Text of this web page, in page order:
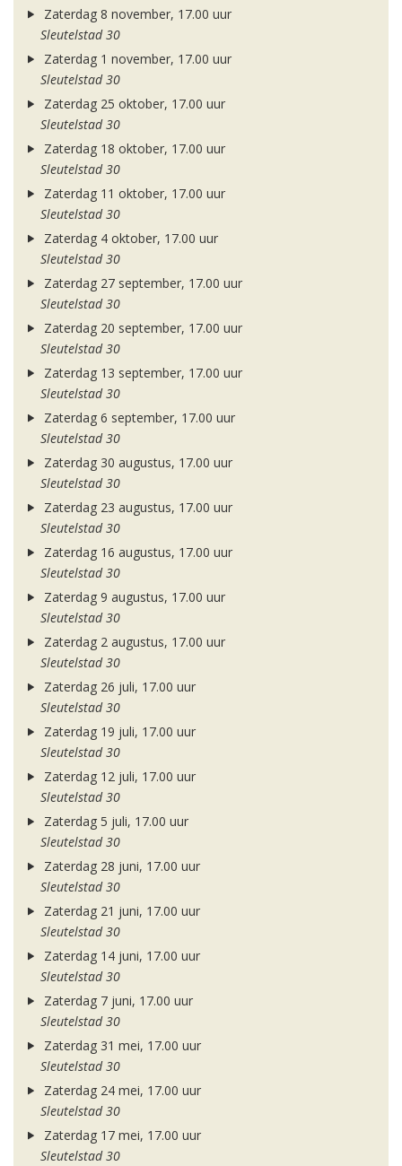
Zaterdag 8 november, 17.00 uur
Sleutelstad 30
Zaterdag 1 november, 17.00 uur
Sleutelstad 30
Zaterdag 25 oktober, 17.00 uur
Sleutelstad 30
Zaterdag 18 oktober, 17.00 uur
Sleutelstad 30
Zaterdag 11 oktober, 17.00 uur
Sleutelstad 30
Zaterdag 4 oktober, 17.00 uur
Sleutelstad 30
Zaterdag 27 september, 17.00 uur
Sleutelstad 30
Zaterdag 20 september, 17.00 uur
Sleutelstad 30
Zaterdag 13 september, 17.00 uur
Sleutelstad 30
Zaterdag 6 september, 17.00 uur
Sleutelstad 30
Zaterdag 30 augustus, 17.00 uur
Sleutelstad 30
Zaterdag 23 augustus, 17.00 uur
Sleutelstad 30
Zaterdag 16 augustus, 17.00 uur
Sleutelstad 30
Zaterdag 9 augustus, 17.00 uur
Sleutelstad 30
Zaterdag 2 augustus, 17.00 uur
Sleutelstad 30
Zaterdag 26 juli, 17.00 uur
Sleutelstad 30
Zaterdag 19 juli, 17.00 uur
Sleutelstad 30
Zaterdag 12 juli, 17.00 uur
Sleutelstad 30
Zaterdag 5 juli, 17.00 uur
Sleutelstad 30
Zaterdag 28 juni, 17.00 uur
Sleutelstad 30
Zaterdag 21 juni, 17.00 uur
Sleutelstad 30
Zaterdag 14 juni, 17.00 uur
Sleutelstad 30
Zaterdag 7 juni, 17.00 uur
Sleutelstad 30
Zaterdag 31 mei, 17.00 uur
Sleutelstad 30
Zaterdag 24 mei, 17.00 uur
Sleutelstad 30
Zaterdag 17 mei, 17.00 uur
Sleutelstad 30